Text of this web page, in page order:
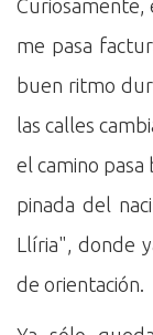
Curiosamente,
me pasa
buen ritmo
las calles
el camino
pinada del
Llíria", donde
de orientación.